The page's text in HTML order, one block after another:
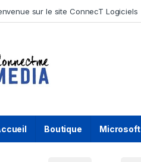
sur le site ConnecT Logiciels
Boutique Microsoft